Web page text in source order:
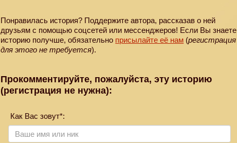
Понравилась история? Поддержите автора, рассказав о ней
друзьям с помощью соцсетей или мессенджеров! Если Вы знаете
историю получше, обязательно присылайте её нам (регистрация
для этого не требуется).
Прокомментируйте, пожалуйста, эту историю
(регистрация не нужна):
Как Вас зовут*: